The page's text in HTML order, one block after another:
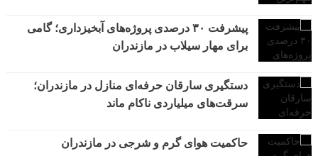
پیشرفت ۳۰ درصدی پروژه‌های آبخیزداری؛ گامی
برای مهار سیلاب در مازندران
دستگیری سارقان حرفه‌ای منازل در مازندران؛
سرقت‌های میلیاردی ناکام ماند
حاکمیت هوای گرم و شرجی در مازندران